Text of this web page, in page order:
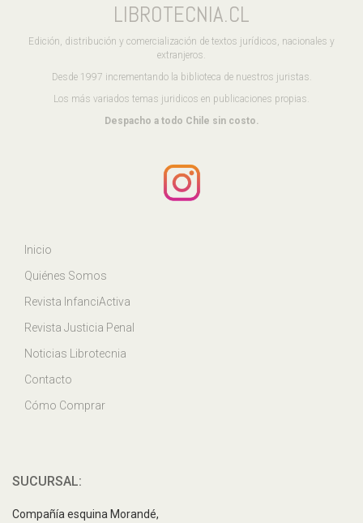
LIBROTECNIA.CL
Edición, distribución y comercialización de textos jurídicos, nacionales y
extranjeros.
Desde 1997 incrementando la biblioteca de nuestros juristas.
Los más variados temas juridicos en publicaciones propias.
Despacho a todo Chile sin costo.
Inicio
Quiénes Somos
Revista InfanciActiva
Revista Justicia Penal
Noticias Librotecnia
Contacto
Cómo Comprar
SUCURSAL:
Compañía esquina Morandé,